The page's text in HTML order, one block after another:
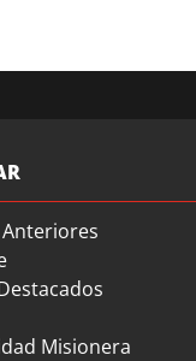
Misionera